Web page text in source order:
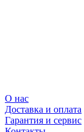
О нас
Доставка и оплата
Гарантия и сервис